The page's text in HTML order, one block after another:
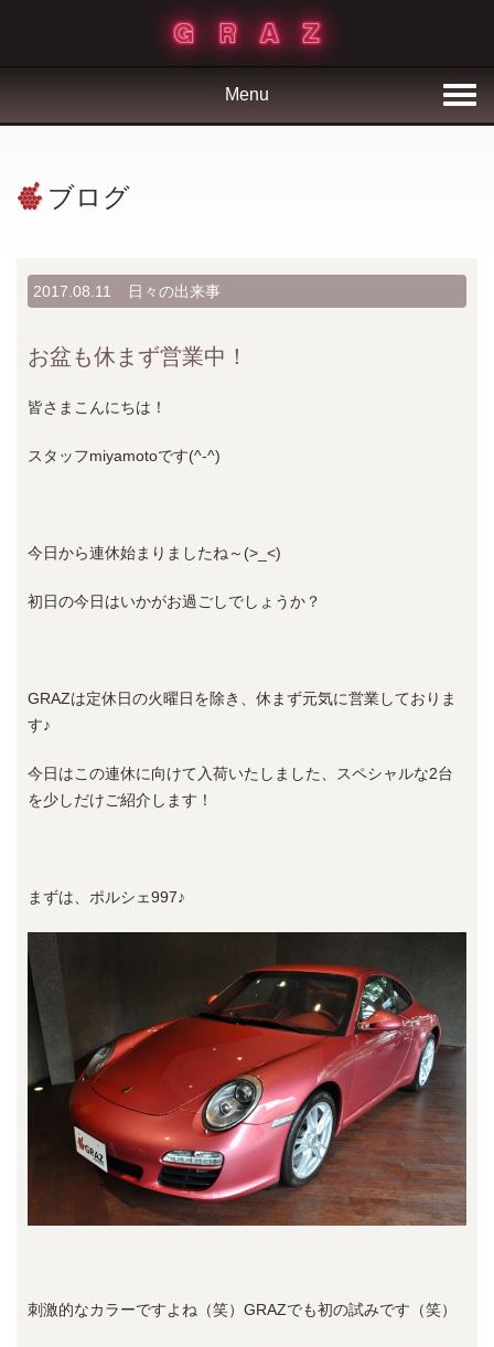
Menu
ブログ
2017.08.11 日々の出来事
お盆も休まず営業中！
皆さまこんにちは！
スタッフmiyamotoです(^-^)
今日から連休始まりましたね～(>_<)
初日の今日はいかがお過ごしでしょうか？
GRAZは定休日の火曜日を除き、休まず元気に営業しておりま
す♪
今日はこの連休に向けて入荷いたしました、スペシャルな2台
を少しだけご紹介します！
まずは、ポルシェ997♪
刺激的なカラーですよね（笑）GRAZでも初の試みです（笑）